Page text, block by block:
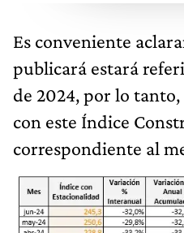
Es conveniente
publicará estará
de 2024, por lo
con este Índice
correspondiente al